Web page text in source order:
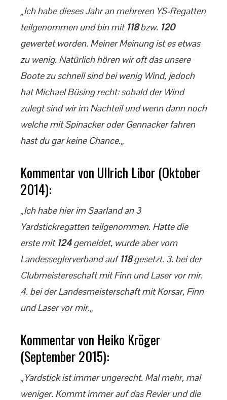
„Ich habe dieses Jahr an mehreren YS-Regatten
teilgenommen und bin mit 118bzw. 120
gewertet worden. Meiner Meinung ist es etwas
zu wenig. Natürlich hören wir oft das unsere
Boote zu schnell sind bei wenig Wind, jedoch
hat Michael Büsing recht: sobald der Wind
zulegt sind wir im Nachteil und wenn dann noch
welche mit Spinacker oder Gennacker fahren
hast du gar keine Chance.„
Kommentar von Ullrich Libor (Oktober
2014):
„Ich habe hier im Saarland an 3
Yardstickregatten teilgenommen. Hatte die
erste mit 124gemeldet, wurde aber vom
Landesseglerverband auf118gesetzt. 3. bei der
Clubmeistereschaft mit Finn und Laser vor mir.
4. bei der Landesmeisterschaft mit Korsar, Finn
und Laser vor mir.„
Kommentar von Heiko Kröger
(September 2015):
„Yardstick ist immer ungerecht. Mal mehr, mal
weniger. Kommt immer auf das Revier und die